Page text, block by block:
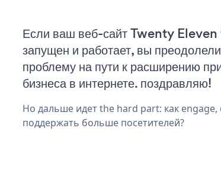
Если ваш веб-сайт Twenty
запущен и работает, вы
проблему на пути к расширению
бизнеса в интернете. поздравляю!
Но дальше идет the hard part: как
поддержать больше посетителей?